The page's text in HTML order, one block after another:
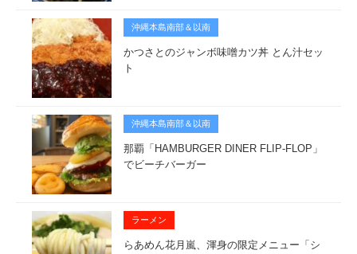
沖縄本島南部＆以南
かつさとのジャンボ味噌カツ丼 とん汁セッ
ト
沖縄本島南部＆以南
那覇「HAMBURGER DINER FLIP-FLOP」
でビーチバーガー
ラーメン
らあめん花月嵐、渾身の限定メニュー「シ